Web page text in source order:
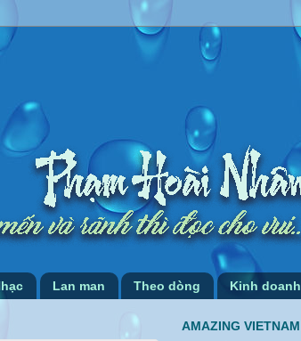
Lan man Theo dòng Kinh doanh
AMAZING VIETNAM